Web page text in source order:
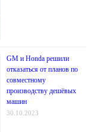
GM и Honda решили
отказаться от планов по
совместному
производству дешёвых
машин
30.10.2023